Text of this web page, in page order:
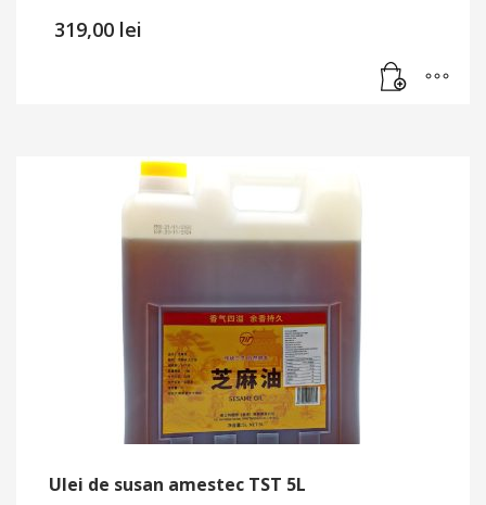
319,00 lei
Ulei de susan amestec TST 5L